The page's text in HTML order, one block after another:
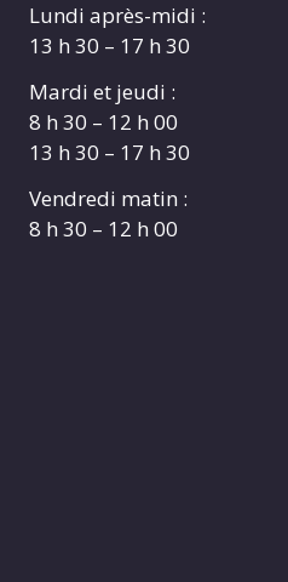
Lundi après-midi :
13 h 30 – 17 h 30
Mardi et jeudi :
8 h 30 – 12 h 00
13 h 30 – 17 h 30
Vendredi matin :
8 h 30 – 12 h 00